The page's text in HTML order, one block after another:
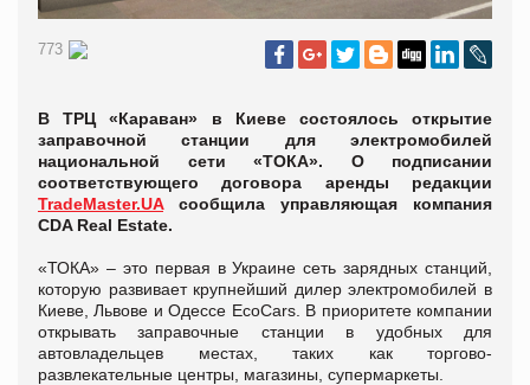
773
В ТРЦ «Караван» в Киеве состоялось открытие
заправочной станции для электромобилей
национальной сети «ТОКА». О подписании
соответствующего договора аренды редакции
TradeMaster.UAсообщила управляющая компания
CDA Real Estate.
«ТОКА» – это первая в Украине сеть зарядных станций,
которую развивает крупнейший дилер электромобилей в
Киеве, Львове и Одессе EcoCars. В приоритете компании
открывать заправочные станции в удобных для
автовладельцев местах, таких как торгово-
развлекательные центры, магазины, супермаркеты.